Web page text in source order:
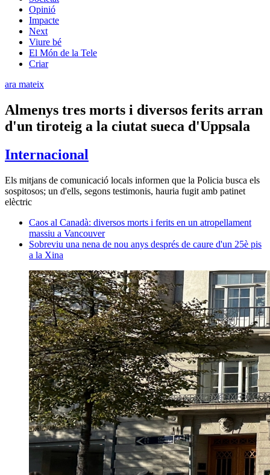
Opinió
Impacte
Next
Viure bé
El Món de la Tele
Criar
ara mateix
Almenys tres morts i diversos ferits arran
d'un tiroteig a la ciutat sueca d'Uppsala
Internacional
Els mitjans de comunicació locals informen que la Policia busca els
sospitosos; un d'ells, segons testimonis, hauria fugit amb patinet
elèctric
Caos al Canadà: diversos morts i ferits en un atropellament
massiu a Vancouver
Sobreviu una nena de nou anys després de caure d'un 25è pis
a la Xina